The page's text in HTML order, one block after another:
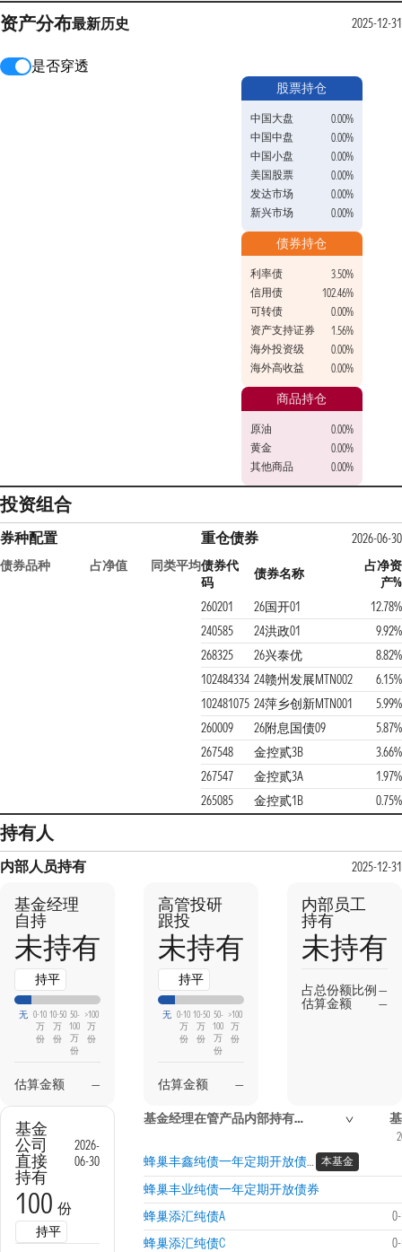
资产分布最新历史 2025-12-31
是否穿透
股票持仓
中国大盘
0.00%
中国中盘
0.00%
中国小盘
0.00%
美国股票
0.00%
发达市场
0.00%
新兴市场
0.00%
债券持仓
利率债
3.50%
信用债
102.46%
可转债
0.00%
资产支持证券
1.56%
海外投资级
0.00%
海外高收益
0.00%
商品持仓
原油
0.00%
黄金
0.00%
其他商品
0.00%
投资组合
券种配置
债券品种 占净值 同类平均
重仓债券
2026-06-30
债券代
码
债券名称
占净资
产%
260201
26国开01
12.78%
240585
24洪政01
9.92%
268325
26兴泰优
8.82%
102484334 24赣州发展MTN002
6.15%
102481075 24萍乡创新MTN001
5.99%
260009
26附息国债09
5.87%
267548
金控贰3B
3.66%
267547
金控贰3A
1.97%
265085
金控贰1B 0.75%
持有人
内部人员持有 2025-12-31
基金经理
自持
未持有
持平
无 0-10
万
份
10-50
万
份
50-
100
万
份
>100
万
份
估算金额 —
高管投研
跟投
未持有
持平
无 0-10
万
份
10-50
万
份
50-
100
万
份
>100
万
份
估算金额 —
内部员工
持有
未持有
占总份额比例—
估算金额
—
基金
公司
直接
持有
2026-
06-30
100 份
持平
基金经理在管产品内部持有信息
蜂巢丰鑫纯债一年定期开放债券 本基金
蜂巢丰业纯债一年定期开放债券
蜂巢添汇纯债A
蜂巢添汇纯债C